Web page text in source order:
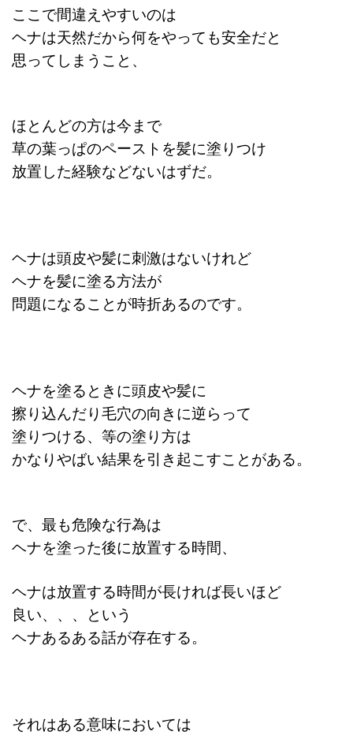
ここで間違えやすいのは
ヘナは天然だから何をやっても安全だと
思ってしまうこと、
ほとんどの方は今まで
草の葉っぱのペーストを髪に塗りつけ
放置した経験などないはずだ。
ヘナは頭皮や髪に刺激はないけれど
ヘナを髪に塗る方法が
問題になることが時折あるのです。
ヘナを塗るときに頭皮や髪に
擦り込んだり毛穴の向きに逆らって
塗りつける、等の塗り方は
かなりやばい結果を引き起こすことがある。
で、最も危険な行為は
ヘナを塗った後に放置する時間、
ヘナは放置する時間が長ければ長いほど
良い、、、という
ヘナあるある話が存在する。
それはある意味においては